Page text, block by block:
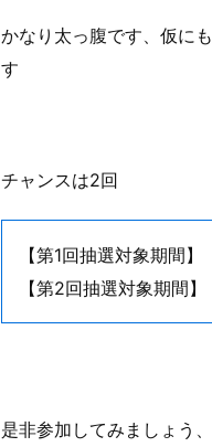
かなり太っ腹です、仮に
す
チャンスは2回
【第1回抽選対象期間
【第2回抽選対象期間
是非参加してみましょう